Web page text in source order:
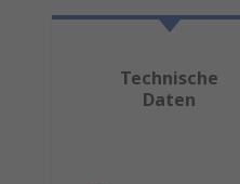
Technische
Daten